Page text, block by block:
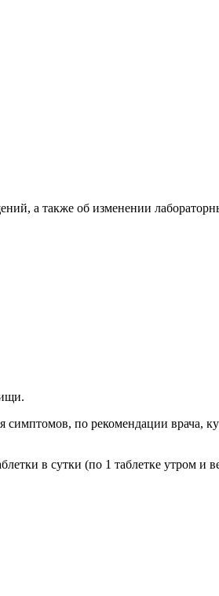
а также об изменении
симптомов, по рекомендации врача,
в сутки (по 1 таблетке утром и